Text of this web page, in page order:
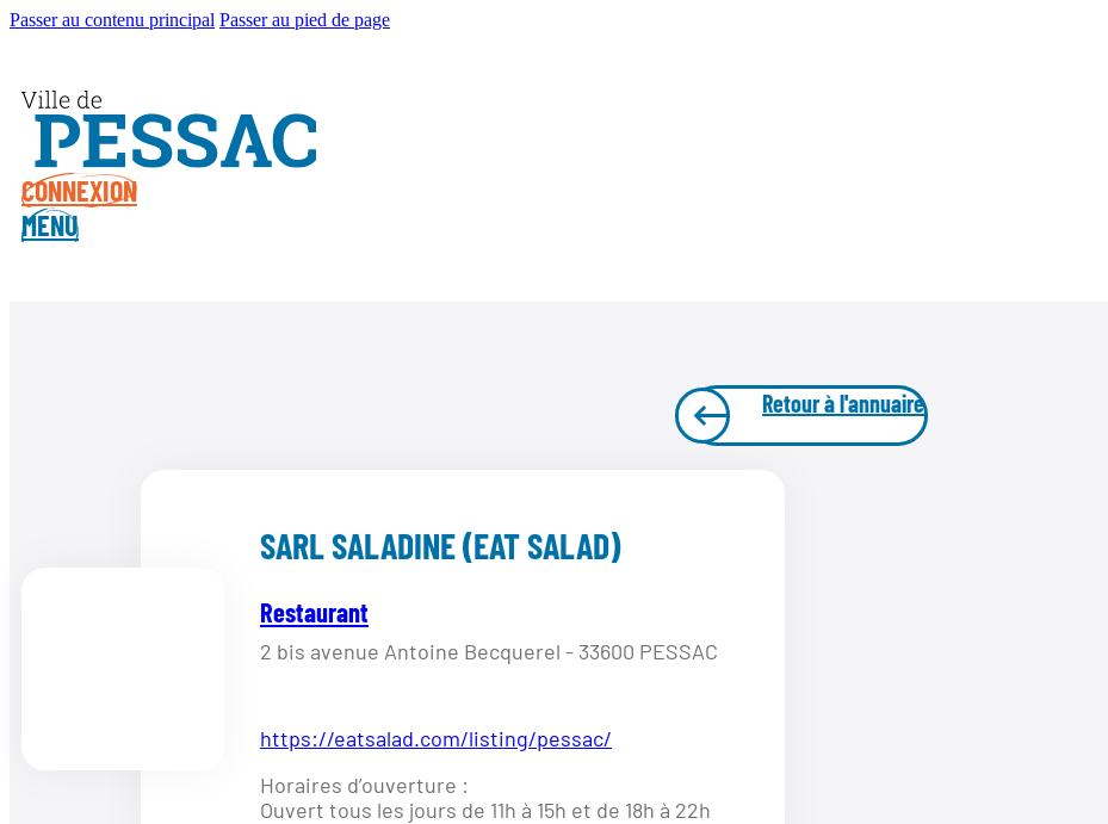
Passer au contenu principal Passer au pied de page
CONNEXION
MENU
Retour à l'annuaire
SARL SALADINE (EAT SALAD)
Restaurant
2 bis avenue Antoine Becquerel - 33600 PESSAC
https://eatsalad.com/listing/pessac/
Horaires d’ouverture :
Ouvert tous les jours de 11h à 15h et de 18h à 22h